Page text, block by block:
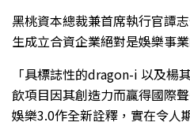
黑桃資本總裁兼首席執行官譚
生成立合資企業絕對是娛樂事
「具標誌性的dragon-i 以及楊
飲項目因其創造力而贏得國際
娛樂3.0作全新詮釋，實在令人